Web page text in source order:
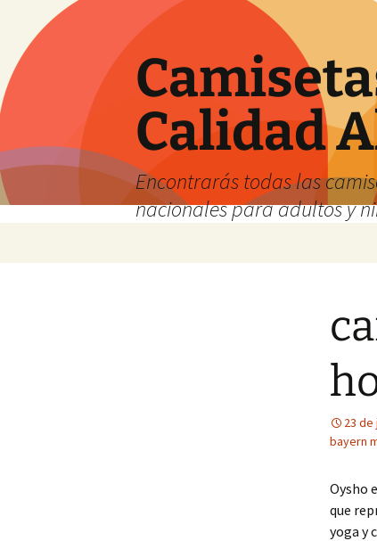
Calidad
Encontrarás todas las
nacionales para adultos y
23 de
bayern
Oysho
que
yoga y